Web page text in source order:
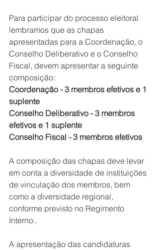
Para participar do processo eleitoral
lembramos que as chapas
apresentadas para a Coordenação, o
Conselho Deliberativo e o Conselho
Fiscal, devem apresentar a seguinte
composição:
Coordenação - 3 membros efetivos e 1
suplente
Conselho Deliberativo - 3 membros
efetivos e 1 suplente
Conselho Fiscal - 3 membros efetivos
A composição das chapas deve levar
em conta a diversidade de instituições
de vinculação dos membros, bem
como a diversidade regional,
conforme previsto no Regimento
Interno..
A apresentação das candidaturas